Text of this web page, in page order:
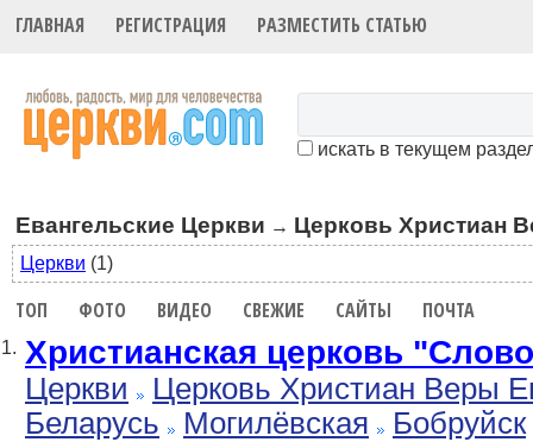
ГЛАВНАЯ РЕГИСТРАЦИЯ РАЗМЕСТИТЬ СТАТЬЮ
искать в текущем
Евангельские Церкви → Церковь Христиан
Церкви (1)
ТОП ФОТО ВИДЕО СВЕЖИЕ САЙТЫ ПОЧТА
1. Христианская церковь
Церкви
Церковь Христиан Веры
Беларусь
Могилёвская Бобруйск